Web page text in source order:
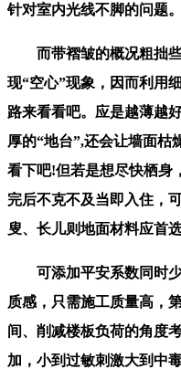
针对室内光线不脚的问题。
而带褶皱的概况粗拙些
现“空心”现象，因而利用
路来看看吧。应是越薄越
厚的“地台”,还会让墙面枯
看下吧!但若是想尽快栖
完后不克不及当即入住，
叟、长儿则地面材料应首
可添加平安系数同时少
质感，只需施工质量高，
间、削减楼板负荷的角度
加，小到过敏刺激大到中